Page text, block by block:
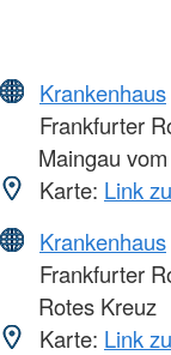
Krankenhaus
Frankfurter
Maingau
Karte: Link
Krankenhaus
Frankfurter
Rotes Kreuz
Karte: Link